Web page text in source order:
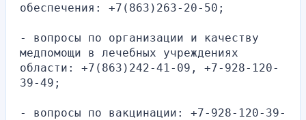
обеспечения: +7(863)263-20-50;
- вопросы по организации и качеству
медпомощи в лечебных учреждениях
области: +7(863)242-41-09, +7-928-120-
39-49;
- вопросы по вакцинации: +7-928-120-39-